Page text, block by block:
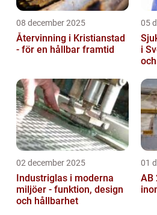
08 december 2025
Återvinning i Kristianstad
- för en hållbar framtid
05
i
02 december 2025
Industriglas i moderna
miljöer - funktion, design
och hållbarhet
01
AB